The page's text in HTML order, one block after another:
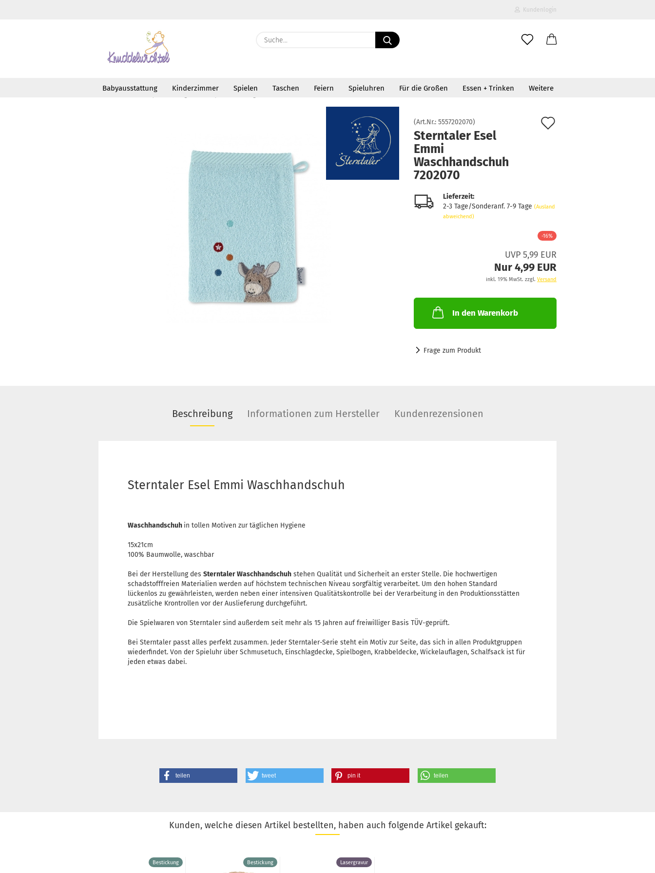
Kundenlogin
Passwort
Konto erstellen
Passwort vergessen?
Suche...
Babyausstattung Kinderzimmer Spielen Taschen Feiern Spieluhren Für die Großen Essen + Trinken Weitere
(Art.Nr.: 5557202070)
Sterntaler Esel
Emmi
Waschhandschuh
7202070
Lieferzeit:
2-3 Tage/Sonderanf. 7-9 Tage (Ausland
abweichend)
-16%
UVP 5,99 EUR
Nur 4,99 EUR
inkl. 19% MwSt. zzgl. Versand
In den Warenkorb
Frage zum Produkt
Beschreibung Informationen zum Hersteller Kundenrezensionen
Sterntaler Esel Emmi Waschhandschuh
Waschhandschuh in tollen Motiven zur täglichen Hygiene
15x21cm
100% Baumwolle, waschbar
Bei der Herstellung des Sterntaler Waschhandschuh stehen Qualität und Sicherheit an erster Stelle. Die hochwertigen
schadstofffreien Materialien werden auf höchstem technischen Niveau sorgfältig verarbeitet. Um den hohen Standard
lückenlos zu gewährleisten, werden neben einer intensiven Qualitätskontrolle bei der Verarbeitung in den Produktionsstätten
zusätzliche Krontrollen vor der Auslieferung durchgeführt.
Die Spielwaren von Sterntaler sind außerdem seit mehr als 15 Jahren auf freiwilliger Basis TÜV-geprüft.
Bei Sterntaler passt alles perfekt zusammen. Jeder Sterntaler-Serie steht ein Motiv zur Seite, das sich in allen Produktgruppen
wiederfindet. Von der Spieluhr über Schmusetuch, Einschlagdecke, Spielbogen, Krabbeldecke, Wickelauflagen, Schalfsack ist für
jeden etwas dabei.
teilen tweet pin it teilen
Kunden, welche diesen Artikel bestellten, haben auch folgende Artikel gekauft:
Bestickung Bestickung Lasergravur